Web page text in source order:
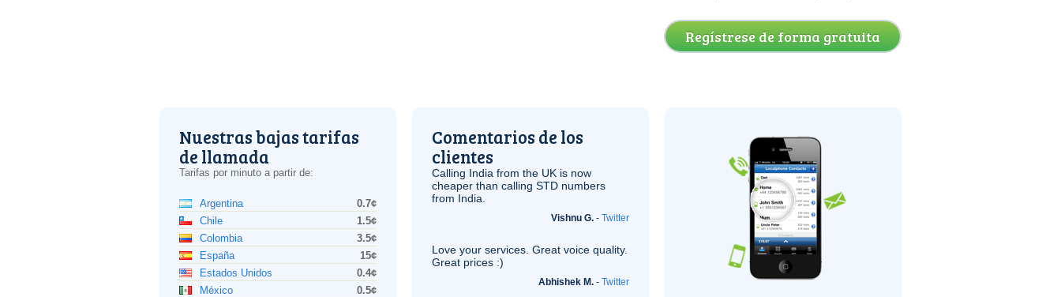
Regístrese de forma gratuita
Nuestras bajas tarifas
de llamada
Tarifas por minuto a partir de:
Argentina
0.7¢
Chile
1.5¢
Colombia
3.5¢
España
15¢
Estados Unidos
0.4¢
México
0.5¢
Comentarios de los
clientes
Calling India from the UK is now
cheaper than calling STD numbers
from India.
Vishnu G. - Twitter
Love your services. Great voice quality.
Great prices :)
Abhishek M. - Twitter